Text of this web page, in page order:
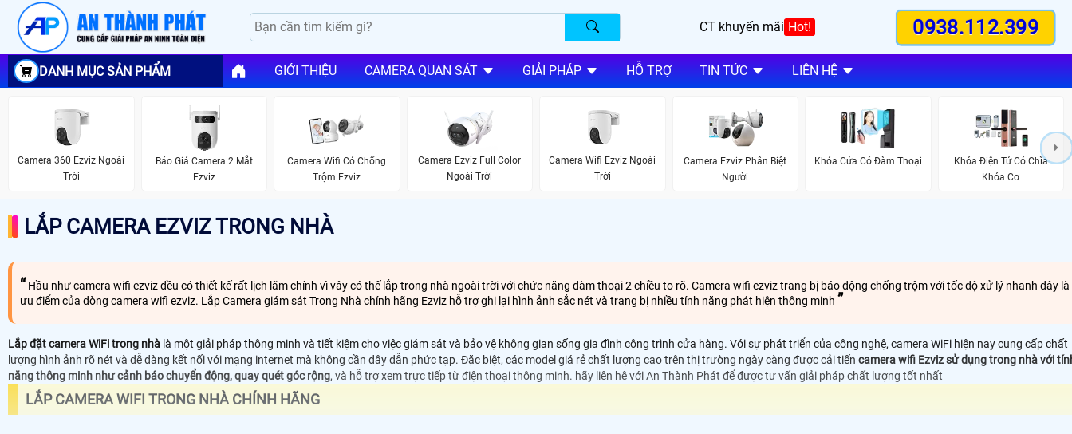
CT khuyến mãi Hot! 0938.112.399
DANH MỤC SẢN PHẨM GIỚI THIỆU CAMERA QUAN SÁT GIẢI PHÁP HỖ TRỢ TIN TỨC LIÊN HỆ
Camera 360 Ezviz Ngoài
Trời
Báo Giá Camera 2 Mắt
Ezviz
Camera Wifi Có Chống
Trộm Ezviz
Camera Ezviz Full Color
Ngoài Trời
Camera Wifi Ezviz Ngoài
Trời
Camera Ezviz Phân Biệt
Người
Khóa Cửa Có Đàm Thoại
Khóa Điện Tử Có Chìa
Khóa Cơ
LẮP CAMERA EZVIZ TRONG NHÀ
Hầu như camera wifi ezviz đều có thiết kế rất lịch lãm chính vì vây có thế lắp trong nhà ngoài trời với chức năng đàm thoại 2 chiều to rõ. Camera wifi ezviz trang bị báo động chống trộm với tốc độ xử lý nhanh đây là
ưu điểm của dòng camera wifi ezviz. Lắp Camera giám sát Trong Nhà chính hãng Ezviz hỗ trợ ghi lại hình ảnh sắc nét và trang bị nhiều tính năng phát hiện thông minh
Lắp đặt camera WiFi trong nhà là một giải pháp thông minh và tiết kiệm cho việc giám sát và bảo vệ không gian sống gia đình công trình cửa hàng. Với sự phát triển của công nghệ, camera WiFi hiện nay cung cấp chất
lượng hình ảnh rõ nét và dễ dàng kết nối với mạng internet mà không cần dây dẫn phức tạp. Đặc biệt, các model giá rẻ chất lượng cao trên thị trường ngày càng được cải tiến camera wifi Ezviz sử dụng trong nhà với
năng thông minh như cảnh báo chuyển động, quay quét góc rộng, và hỗ trợ xem trực tiếp từ điện thoại thông minh. hãy liên hê với An Thành Phát để được tư vấn giải pháp chất lượng tốt nhất
LẮP CAMERA WIFI TRONG NHÀ CHÍNH HÃNG